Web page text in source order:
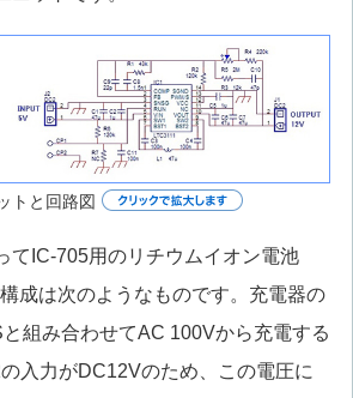
トと回路図
てIC-705用のリチウムイオン電池
成は次のようなものです。充電器の
組み合わせてAC 100Vから充電する
入力がDC12Vのため、この電圧に